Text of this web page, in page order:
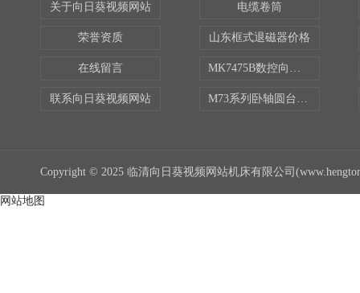
关于向日葵视频网站
荣誉资质
在线留言
联系向日葵视频网站
电缆卷筒
山东框式退磁器价格
MK7475B数控向日葵成人网站
M73系列卧轴圆台磨床
Copyright © 2025 临清向日葵视频网站机床有限公司
网站地图